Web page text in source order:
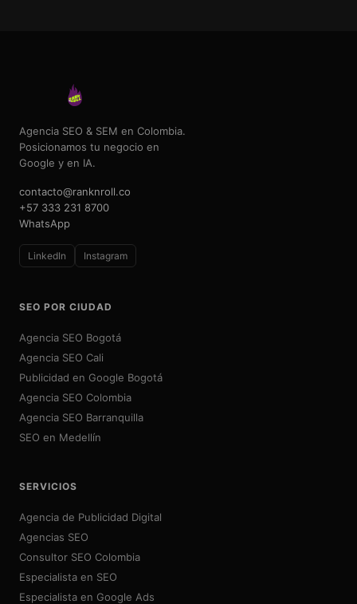
Agencia SEO & SEM en Colombia.
Posicionamos tu negocio en
Google y en IA.
contacto@ranknroll.co
+57 333 231 8700
WhatsApp
LinkedIn Instagram
SEO POR CIUDAD
Agencia SEO Bogotá
Agencia SEO Cali
Publicidad en Google Bogotá
Agencia SEO Colombia
Agencia SEO Barranquilla
SEO en Medellín
SERVICIOS
Agencia de Publicidad Digital
Agencias SEO
Consultor SEO Colombia
Especialista en SEO
Especialista en Google Ads